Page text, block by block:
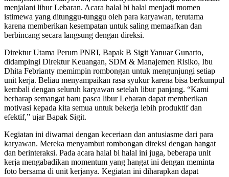
menjalani libur Lebaran. Acara halal bi halal menjadi momen
istimewa yang ditunggu-tunggu oleh para karyawan, terutama
karena memberikan kesempatan untuk saling memaafkan dan
berbincang secara langsung dengan direksi.
Direktur Utama Perum PNRI, Bapak B Sigit Yanuar Gunarto,
didampingi Direktur Keuangan, SDM & Manajemen Risiko, Ibu
Dhita Febrianty memimpin rombongan untuk mengunjungi setiap
unit kerja. Beliau menyampaikan rasa syukur karena bisa berkumpul
kembali dengan seluruh karyawan setelah libur panjang. “Kami
berharap semangat baru pasca libur Lebaran dapat memberikan
motivasi kepada kita semua untuk bekerja lebih produktif dan
efektif,” ujar Bapak Sigit.
Kegiatan ini diwarnai dengan keceriaan dan antusiasme dari para
karyawan. Mereka menyambut rombongan direksi dengan hangat
dan berinteraksi. Pada acara halal bi halal ini juga, beberapa unit
kerja mengabadikan momentum yang hangat ini dengan meminta
foto bersama di unit kerjanya. Kegiatan ini diharapkan dapat